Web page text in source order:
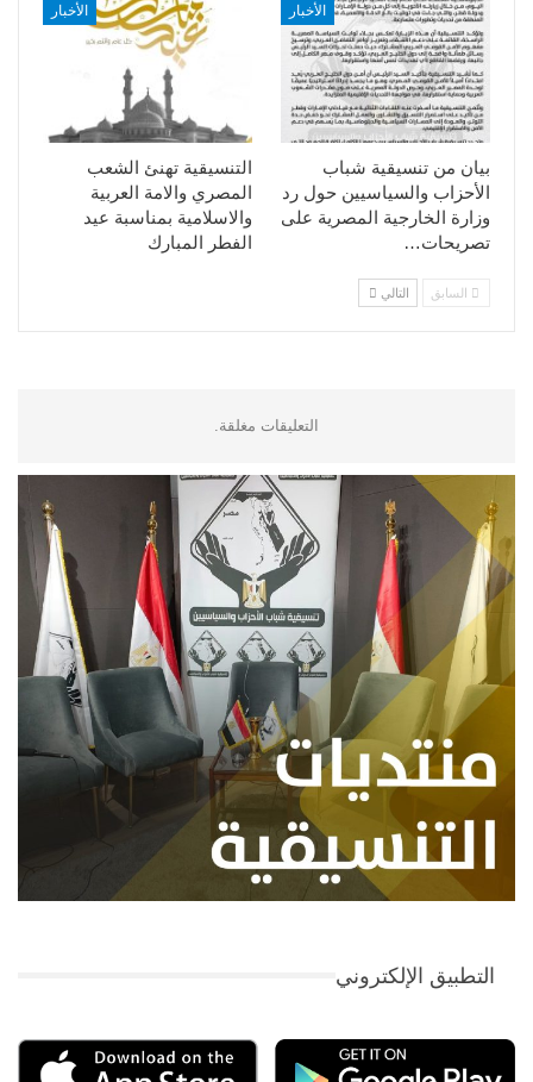
الأخبار
التنسيقية تهنئ الشعب
المصري والامة العربية
والاسلامية بمناسبة عيد
الفطر المبارك
الأخبار
بيان من تنسيقية شباب
الأحزاب والسياسيين حول رد
وزارة الخارجية المصرية على
تصريحات…
السابق التالي
التعليقات مغلقة.
التطبيق الإلكتروني